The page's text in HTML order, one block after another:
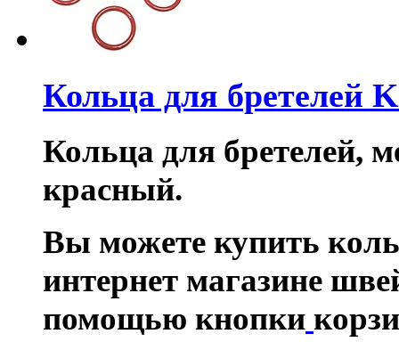
Кольца для бретелей
Кольца для бретелей,
красный.
Вы можете купить
интернет магазине
помощью кнопки